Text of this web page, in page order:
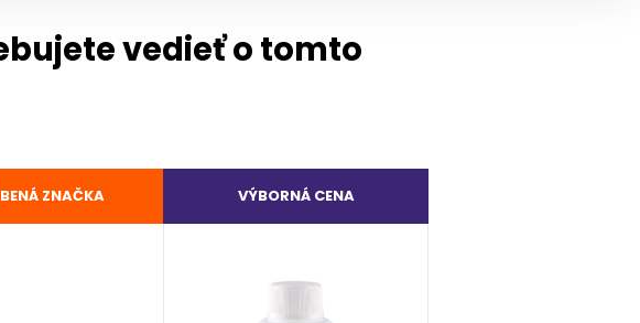
vedieť o tomto
ZNAČKA VÝBORNÁ CENA